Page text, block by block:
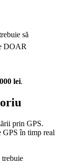
să
DOAR
lei.
prin GPS.
GPS în timp real
trebuie